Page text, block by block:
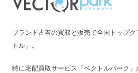
ブランド古着の買取と販売で全国トップ
トル」。
特に宅配買取サービス「ベクトルパーク